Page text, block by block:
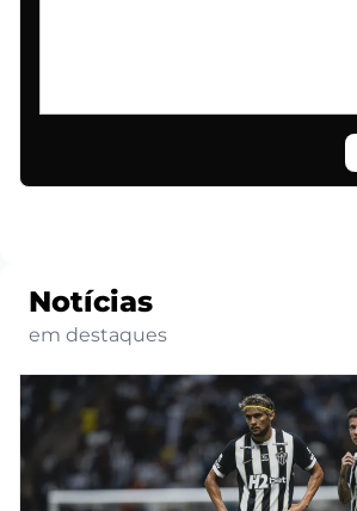
Notícias
em destaques